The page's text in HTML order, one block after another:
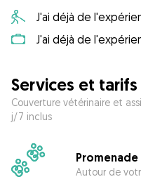
J'ai déjà de
J'ai déjà de
Services et tarifs
Couverture vétérinaire et
j/7 inclus
Promenade
Autour de